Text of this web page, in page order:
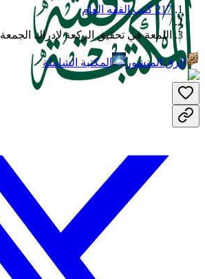
217 كتب الفقه العام
/
اللمعة في تحقيق الركعة لإدراك الجمعة
الرق المنشور المكتبة الشاملة